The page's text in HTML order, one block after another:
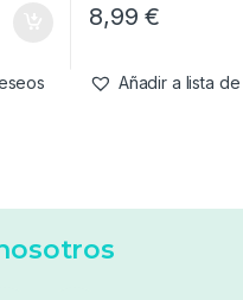
8,99€
Añadir a lista